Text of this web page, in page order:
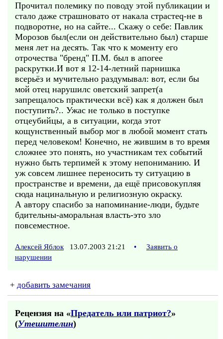
Прочитал полемику по поводу этой публикации и
стало даже страшновато от накала страстеq-не в
подворотне, но на сайте... Скажу о себе: Павлик
Морозов был(если он действительно был) старше
меня лет на десять. Так что к моменту его
отрочества "бренд" П.М. был в апогее
раскрутки.И вот я 12-14-летний парнишка
всерьёз и мучительно раздумывал: вот, если бы
мой отец нарушилс оветский запрет(а
запрещалось практически всё) как я должен был
поступить?.. Ужас не только в поступке
отцеубийцы, а в ситуации, когда этот
кощунственный выбор мог в любой момент стать
перед человеком! Конечно, не жившим в то время
сложнее это понять, но участникам тех событий
нужно быть терпимей к этому непониманию. И
уж совсем лишнее переносить ту ситуацию в
пространстве и времени, да ещё присовокупляя
сюда нацинальную и религиозную окраску.
А автору спасибо за напоминание-люди, будьте
бдительны-аморальная власть-это зло
повсеместное.
Алексей Яблок 13.07.2003 21:21 •
Заявить о
нарушении
+ добавить замечания
Рецензия на «Предатель или патриот?»
(Утешителин)